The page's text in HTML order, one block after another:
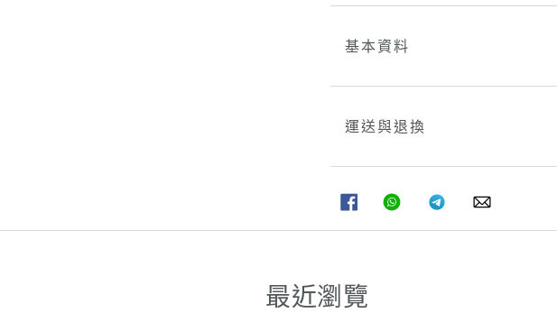
基本資料
運送與退換
FACEBOOK
分
享
WHATSAPPTELEGRAM
分
享
WHATSAPP
最近瀏覽